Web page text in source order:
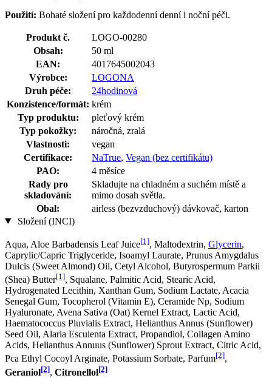
Použití: Bohaté složení pro každodenní denní i noční péči.
Produkt č.
LOGO-00280
Obsah:
50 ml
EAN:
4017645002043
Výrobce:
LOGONA
Druh péče:
24hodinová
Konzistence/formát: krém
Typ produktu:
pleťový krém
Typ pokožky:
náročná, zralá
Vlastnosti:
vegan
Certifikace:
NaTrue, Vegan (bez certifikátu)
PAO:
4 měsíce
Rady pro
skladování:
Skladujte na chladném a suchém místě a
mimo dosah světla.
Obal:
airless (bezvzduchový) dávkovač, karton
Složení (INCI)
Aqua, Aloe Barbadensis Leaf Juice[1], Maltodextrin, Glycerin,
Caprylic/Capric Triglyceride, Isoamyl Laurate, Prunus Amygdalus
Dulcis (Sweet Almond) Oil, Cetyl Alcohol, Butyrospermum Parkii
(Shea) Butter[1], Squalane, Palmitic Acid, Stearic Acid,
Hydrogenated Lecithin, Xanthan Gum, Sodium Lactate, Acacia
Senegal Gum, Tocopherol (Vitamin E), Ceramide Np, Sodium
Hyaluronate, Avena Sativa (Oat) Kernel Extract, Lactic Acid,
Haematococcus Pluvialis Extract, Helianthus Annus (Sunflower)
Seed Oil, Alaria Esculenta Extract, Propandiol, Collagen Amino
Acids, Helianthus Annuus (Sunflower) Sprout Extract, Citric Acid,
Pca Ethyl Cocoyl Arginate, Potassium Sorbate, Parfum[2],
Geraniol[2], Citronellol[2]